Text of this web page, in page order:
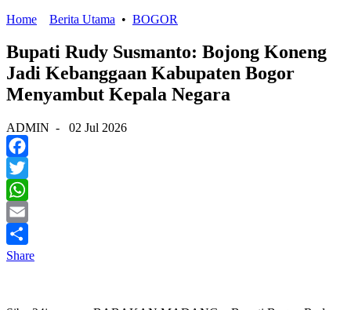
Home
Berita Utama • BOGOR
Bupati Rudy Susmanto: Bojong Koneng
Jadi Kebanggaan Kabupaten Bogor
Menyambut Kepala Negara
ADMIN - 02 Jul 2026
Facebook
Twitter
WhatsApp
Email
Share